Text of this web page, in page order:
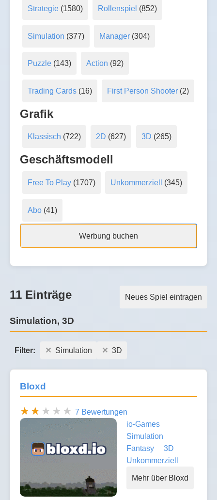
Strategie(1580) Rollenspiel (852)
Simulation (377) Manager (304)
Puzzle(143) Action (92)
Trading Cards(16) First Person Shooter (2)
Grafik
Klassisch (722) 2D (627) 3D (265)
Geschäftsmodell
Free To Play(1707) Unkommerziell (345)
Abo(41)
Werbung buchen
Neues Spiel eintragen
11 Einträge
Simulation, 3D
Filter: Simulation 3D
Bloxd
7 Bewertungen
io-Games
Simulation
Fantasy
3D
Unkommerziell
Mehr über Bloxd